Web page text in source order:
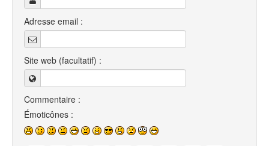
Adresse email :
Site web (facultatif) :
Commentaire :
Émoticônes :